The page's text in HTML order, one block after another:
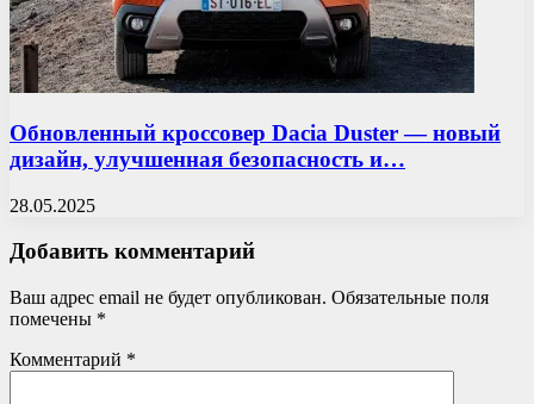
Обновленный кроссовер Dacia Duster — новый
дизайн, улучшенная безопасность и…
28.05.2025
Добавить комментарий
Ваш адрес email не будет опубликован. Обязательные поля
помечены *
Комментарий *